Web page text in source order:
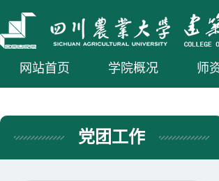
网站首页 学院概况 师
党团工作